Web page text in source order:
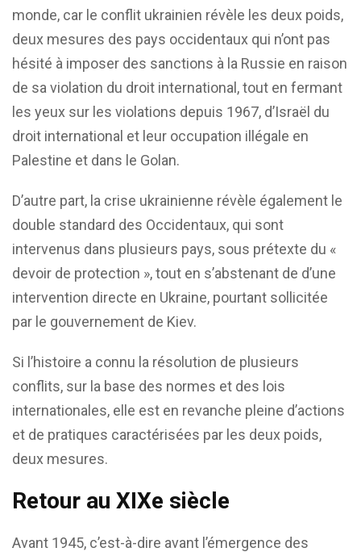
monde, car le conflit ukrainien révèle les deux poids,
deux mesures des pays occidentaux qui n’ont pas
hésité à imposer des sanctions à la Russie en raison
de sa violation du droit international, tout en fermant
les yeux sur les violations depuis 1967, d’Israël du
droit international et leur occupation illégale en
Palestine et dans le Golan.
D’autre part, la crise ukrainienne révèle également le
double standard des Occidentaux, qui sont
intervenus dans plusieurs pays, sous prétexte du «
devoir de protection », tout en s’abstenant de d’une
intervention directe en Ukraine, pourtant sollicitée
par le gouvernement de Kiev.
Si l’histoire a connu la résolution de plusieurs
conflits, sur la base des normes et des lois
internationales, elle est en revanche pleine d’actions
et de pratiques caractérisées par les deux poids,
deux mesures.
Retour au XIXe siècle
Avant 1945, c’est-à-dire avant l’émergence des